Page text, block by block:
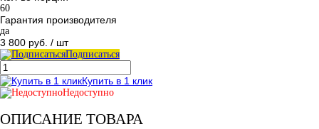
60
Гарантия производителя
да
3 800 руб. / шт
Подписаться
Купить в 1 клик
Недоступно
ОПИСАНИЕ ТОВАРА